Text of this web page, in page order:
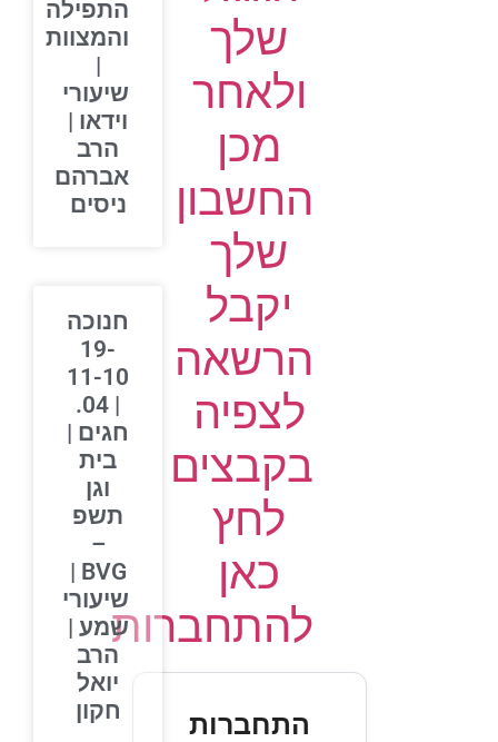
שלך
ולאחר
מכן
החשבון
שלך
יקבל
הרשאה
לצפיה
בקבצים
לחץ
כאן
להתחברות
התחברות
התפילה
והמצוות
שיעורי
וידאו |
הרב
אברהם
ניסים
חנוכה
19-
11-10
| 04.
חגים |
בית
תשפ
BVG |
שיעורי
שמע |
הרב
יואל
חקון